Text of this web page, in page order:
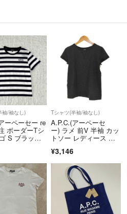
売堀1-14-2 日立ビル2F
第62107R031249号
式パートナーである株式会社ファンブ
#return_policy
袖/袖なし)
ーペーセー re
ボーダーTシ
S ブラック×
Tシャツ(半袖/袖なし)
A.P.C.(アーペーセ
ー) ラメ 前V 半袖 カッ
トソー レディース ト
¥3,146